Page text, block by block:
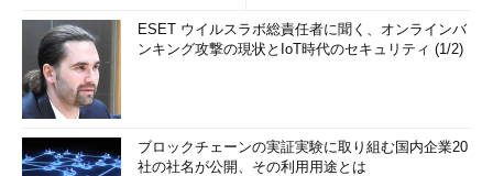
ESET ウイルスラボ総責任者に聞く、オンラインバ
ンキング攻撃の現状とIoT時代のセキュリティ (1/2)
ブロックチェーンの実証実験に取り組む国内企業20
社の社名が公開、その利用用途とは